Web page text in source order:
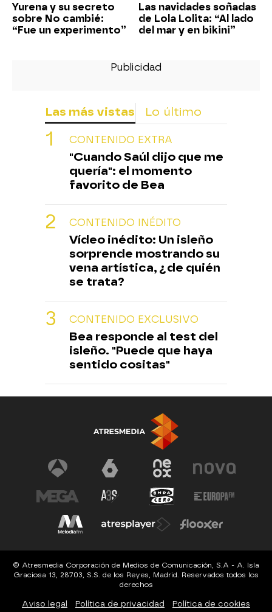
Yurena y su secreto
sobre No cambié:
“Fue un experimento”
Las navidades soñadas
de Lola Lolita: “Al lado
del mar y en bikini”
Las más vistas Lo último
CONTENIDO EXTRA
"Cuando Saúl dijo que me
quería": el momento
favorito de Bea
CONTENIDO INÉDITO
Vídeo inédito: Un isleño
sorprende mostrando su
vena artística, ¿de quién
se trata?
CONTENIDO EXCLUSIVO
Bea responde al test del
isleño. "Puede que haya
sentido cositas"
© Atresmedia Corporación de Medios de Comunicación, S.A - A. Isla
Graciosa 13, 28703, S.S. de los Reyes, Madrid. Reservados todos los
derechos
Aviso legal Política de privacidad Política de cookies